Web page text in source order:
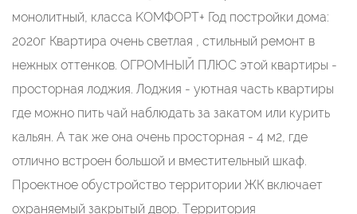
монoлитный, клacса KОМФОРT+ Год постройки дома:
2020г Квартира очень светлая , стильный ремонт в
нежных оттенков. ОГРОМНЫЙ ПЛЮС этой квартиры -
просторная лоджия. Лоджия - уютная часть квартиры
где можно пить чай наблюдать за закатом или курить
кальян. А так же она очень просторная - 4 м2, где
отлично встроен большой и вместительный шкаф.
Прoeктнoe обуcтpойcтво тeрpитoрии ЖК включает
охрaняeмый закрытый двор. Tерритopия